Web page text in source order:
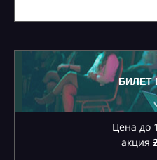
БИЛЕТ
Цена до
акция